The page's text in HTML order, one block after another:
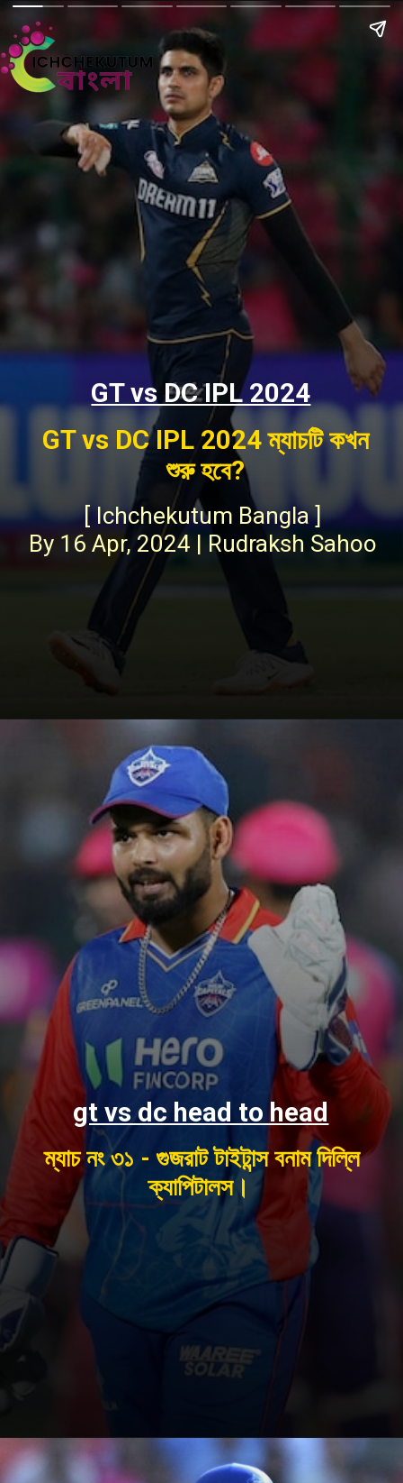
GT vs DC IPL 2024
GT vs DC IPL 2024 ম্যাচটি কখন
শুরু হবে?
[ Ichchekutum Bangla ]
By 16 Apr, 2024 | Rudraksh Sahoo
gt vs dc head to head